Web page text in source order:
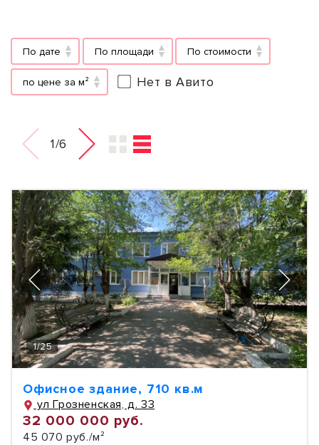
По дате По площади По стоимости
по цене за м² Нет в Авито
1/6
1/25
Офисное здание, 710 кв.м
ул Грозненская, д. 33
32 000 000 руб.
45 070 руб./м²